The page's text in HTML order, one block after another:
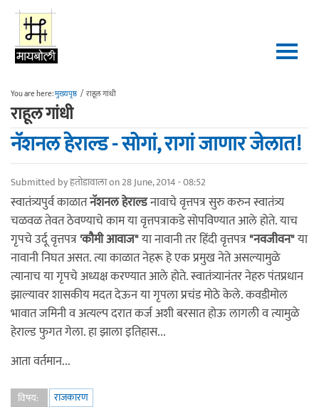
Skip to main content
You are here:मुख्यपृष्ठ / राहूल गांधी
राहूल गांधी
नॅशनल हेराल्ड - सोगां, रागां जाणार जेलात!
Submitted byहतोडावालाon 28 June, 2014 - 08:52
स्वातंत्र्यपुर्व काळातनॅशनल हेराल्डनावाचे वृत्तपत्र सुरु करुन स्वातंत्र्य
चळवळ तेवत ठेवण्याचे काम या वृत्तपत्राकडे सोपविण्यात आले होते. याच
गृपचे उर्दू वृत्तपत्र'कौमी आवाज"या नावानी तर हिंदी वृत्तपत्र"नवजीवन"या
नावानी निघत असत. त्या काळात नेहरू हे एक प्रमुख नेते असल्यामुळे
त्यानाच या गृपचे अध्यक्ष करण्यात आले होते. स्वातंत्र्यानंतर नेहरु पंतप्रधान
झाल्यावर शासकीय मदत देऊन या गृपला प्रचंड मोठे केले. कवडीमोल
भावात जमिनी व अत्यल्प दरात कर्ज अशी बरसात होऊ लागली व त्यामुळे
हेराल्ड फुगत गेला. हा झाला इतिहास...
आता वर्तमान...
विषय:
राजकारण